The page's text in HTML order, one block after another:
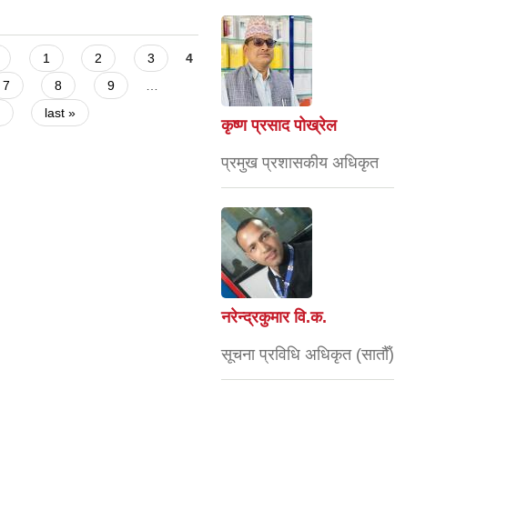
1 2 3
4
7 8 9
…
last »
कृष्ण प्रसाद पोख्रेल
प्रमुख प्रशासकीय अधिकृत
नरेन्द्रकुमार वि.क.
सूचना प्रविधि अधिकृत (सातौँ)